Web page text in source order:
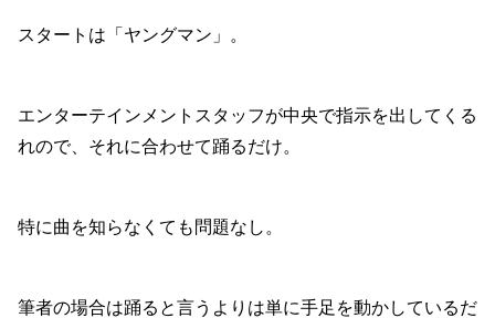
スタートは「ヤングマン」。
エンターテインメントスタッフが中央で指示を出してくる
れので、それに合わせて踊るだけ。
特に曲を知らなくても問題なし。
筆者の場合は踊ると言うよりは単に手足を動かしているだ